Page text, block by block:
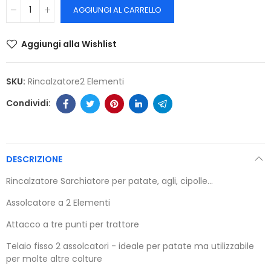
AGGIUNGI AL CARRELLO
Aggiungi alla Wishlist
SKU: Rincalzatore2 Elementi
DESCRIZIONE
Rincalzatore Sarchiatore per patate, agli, cipolle...
Assolcatore a 2 Elementi
Attacco a tre punti per trattore
Telaio fisso 2 assolcatori - ideale per patate ma utilizzabile
per molte altre colture